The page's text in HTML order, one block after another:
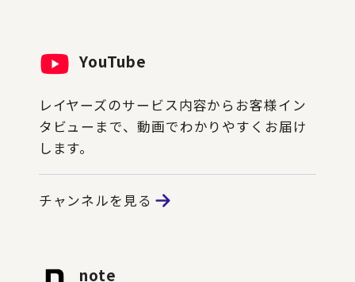
YouTube
レイヤーズのサービス内容からお客様イン
タビューまで、動画でわかりやすくお届け
します。
チャンネルを見る
note